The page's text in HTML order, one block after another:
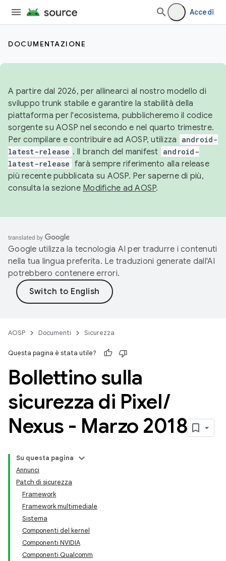
Accedi
DOCUMENTAZIONE
A partire dal 2026, per allinearci al nostro modello di
sviluppo trunk stabile e garantire la stabilità della
piattaforma per l'ecosistema, pubblicheremo il codice
sorgente su AOSP nel secondo e nel quarto trimestre.
Per compilare e contribuire ad AOSP, utilizza
android-
latest-release . Il branch del manifest android-
latest-release farà sempre riferimento alla release
più recente pubblicata su AOSP. Per saperne di più,
consulta la sezione Modifiche ad AOSP.
Google utilizza la tecnologia AI per tradurre i contenuti
nella tua lingua preferita. Le traduzioni generate dall'AI
potrebbero contenere errori.
AOSP Documenti Sicurezza
Questa pagina è stata utile?
Bollettino sulla
sicurezza di Pixel/
Nexus - Marzo 2018
Su questa pagina
Annunci
Patch di sicurezza
Framework
Framework multimediale
Sistema
Componenti del kernel
Componenti NVIDIA
Componenti Qualcomm